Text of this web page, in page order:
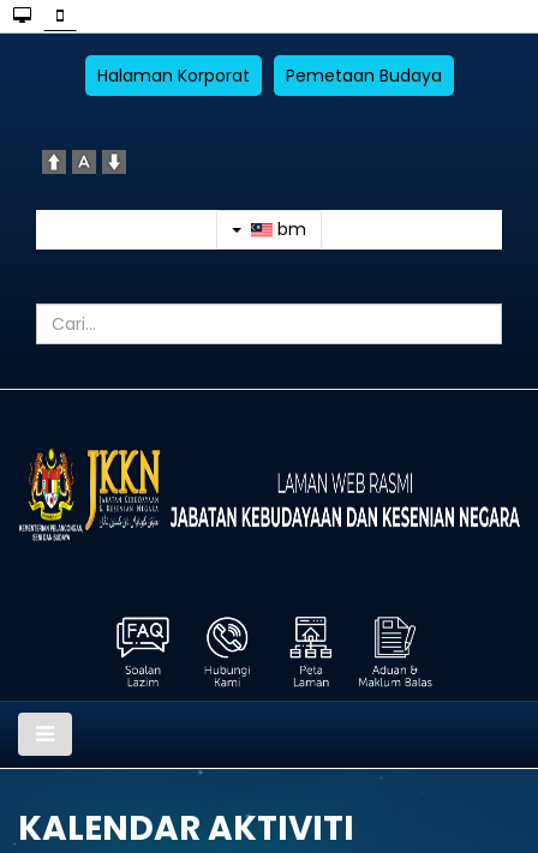
Halaman Korporat Pemetaan Budaya
bm
KALENDAR AKTIVITI